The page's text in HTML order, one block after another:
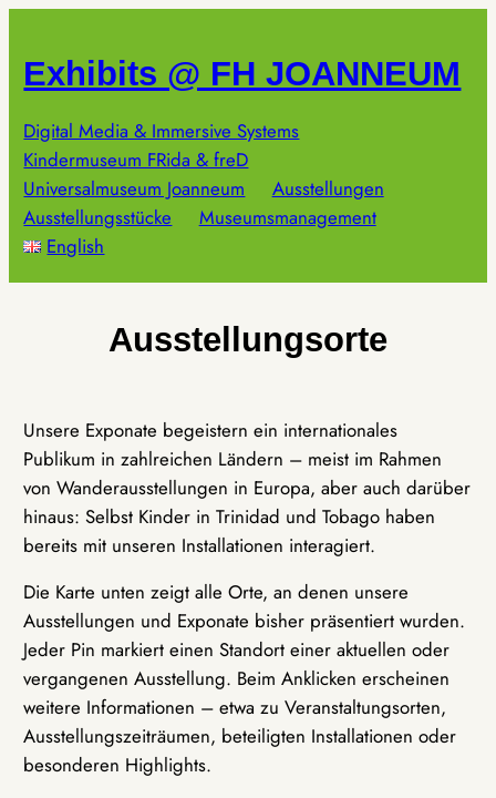
springen
Exhibits @ FH JOANNEUM
Digital Media & Immersive Systems
Kindermuseum FRida & freD
Universalmuseum Joanneum
Ausstellungen
Ausstellungsstücke
Museumsmanagement
English
Ausstellungsorte
Unsere Exponate begeistern ein internationales
Publikum in zahlreichen Ländern – meist im Rahmen
von Wanderausstellungen in Europa, aber auch darüber
hinaus: Selbst Kinder in Trinidad und Tobago haben
bereits mit unseren Installationen interagiert.
Die Karte unten zeigt alle Orte, an denen unsere
Ausstellungen und Exponate bisher präsentiert wurden.
Jeder Pin markiert einen Standort einer aktuellen oder
vergangenen Ausstellung. Beim Anklicken erscheinen
weitere Informationen – etwa zu Veranstaltungsorten,
Ausstellungszeiträumen, beteiligten Installationen oder
besonderen Highlights.